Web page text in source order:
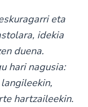
eta
idekia
duena.
hari nagusia:
hartzaileekin.